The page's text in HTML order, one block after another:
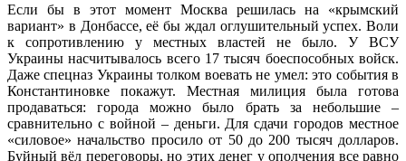
Если бы в этот момент Москва решилась на «крымский
вариант» в Донбассе, её бы ждал оглушительный успех. Воли
к сопротивлению у местных властей не было. У ВСУ
Украины насчитывалось всего 17 тысяч боеспособных войск.
Даже спецназ Украины толком воевать не умел: это события в
Константиновке покажут. Местная милиция была готова
продаваться: города можно было брать за небольшие –
сравнительно с войной – деньги. Для сдачи городов местное
«силовое» начальство просило от 50 до 200 тысяч долларов.
Буйный вёл переговоры, но этих денег у ополчения все равно